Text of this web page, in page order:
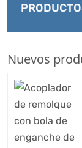
Nuevos